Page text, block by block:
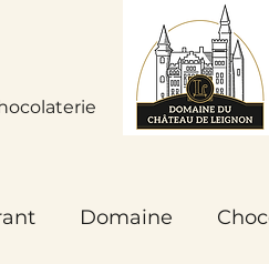
Accueil
Domaine